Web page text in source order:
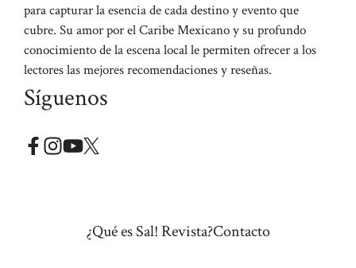
para capturar la esencia de cada destino y evento que
cubre. Su amor por el Caribe Mexicano y su profundo
conocimiento de la escena local le permiten ofrecer a los
lectores las mejores recomendaciones y reseñas.
Síguenos
¿Qué es Sal! Revista?Contacto